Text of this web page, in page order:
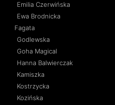
Emilia Czerwińska
Ewa Brodnicka
Fagata
Godlewska
Goha Magical
Hanna Balwierczak
Kamiszka
Kostrzycka
Kozińska